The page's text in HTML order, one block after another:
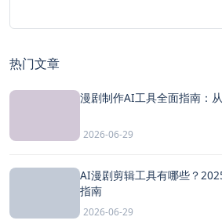
热门文章
漫剧制作AI工具全面指南：
2026-06-29
AI漫剧剪辑工具有哪些？
指南
2026-06-29